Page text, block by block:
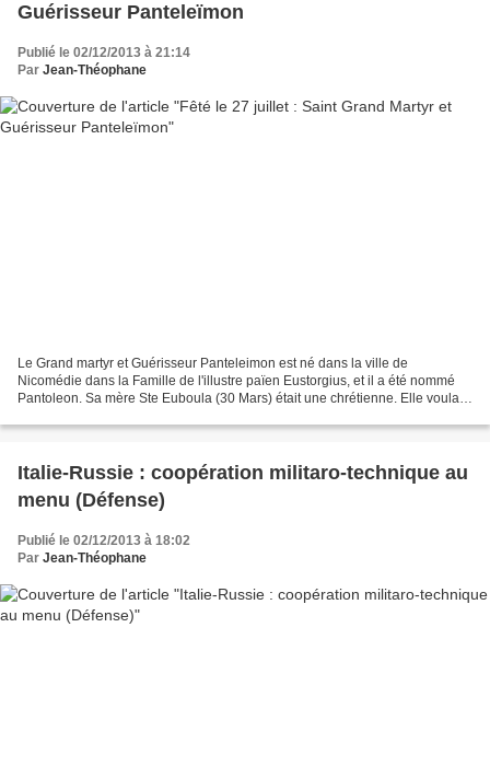
Guérisseur Panteleïmon
Publié le 02/12/2013 à 21:14
Par Jean-Théophane
Le Grand martyr et Guérisseur Panteleimon est né dans la ville de
Nicomédie dans la Famille de l'illustre païen Eustorgius, et il a été nommé
Pantoleon. Sa mère Ste Euboula (30 Mars) était une chrétienne. Elle voulait
Italie-Russie : coopération militaro-technique au
menu (Défense)
Publié le 02/12/2013 à 18:02
Par Jean-Théophane